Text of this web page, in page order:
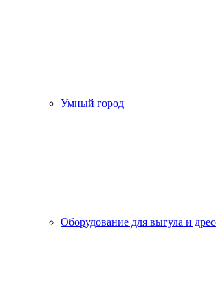
Умный город
Оборудование для выгула и